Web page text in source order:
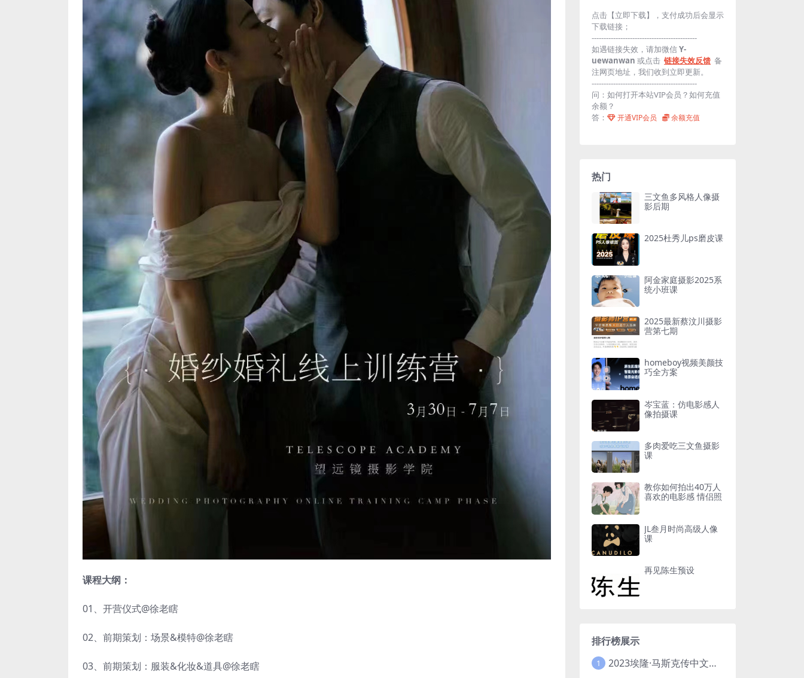
课程大纲：
01、开营仪式@徐老瞎
02、前期策划：场景&模特@徐老瞎
03、前期策划：服装&化妆&道具@徐老瞎
点击【立即下载】，支付成功后会显示
下载链接；
--------------------------------------------
如遇链接失效，请加微信Y-
uewanwan 或点击 链接失效反馈 备
注网页地址，我们收到立即更新。
--------------------------------------------
问：如何打开本站VIP会员？如何充值
余额？
答：
开通VIP会员 余额充值
热门
三文鱼多风格人像摄
影后期
2025杜秀儿ps磨皮课
阿金家庭摄影2025系
统小班课
2025最新蔡汶川摄影
营第七期
homeboy视频美颜技
巧全方案
岑宝蓝：仿电影感人
像拍摄课
多肉爱吃三文鱼摄影
课
教你如何拍出40万人
喜欢的电影感 情侣照
JL叁月时尚高级人像
课
再见陈生预设
排行榜展示
1 2023埃隆·马斯克传中文版 电子书pdf